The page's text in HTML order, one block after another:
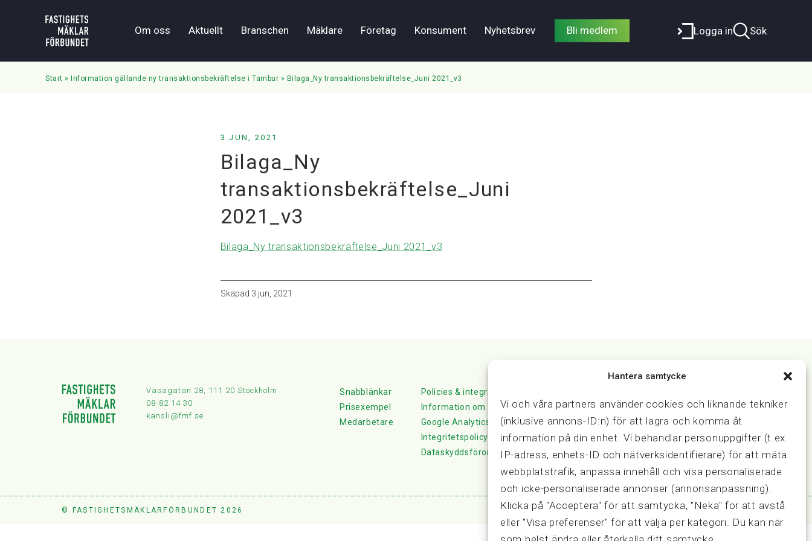
Hantera samtycke
Vi och våra partners använder cookies och liknande tekniker
(inklusive annons-ID:n) för att lagra och komma åt
information på din enhet. Vi behandlar personuppgifter (t.ex.
IP-adress, enhets-ID och nätverksidentifierare) för att mäta
webbplatstrafik, anpassa innehåll och visa personaliserade
och icke-personaliserade annonser (annonsanpassning).
Klicka på "Acceptera" för att samtycka, "Neka" för att avstå
eller "Visa preferenser" för att välja per kategori. Du kan när
Om oss Aktuellt Branschen Mäklare Företag Konsument Nyhetsbrev Bli medlem Logga in Sök
Start » Information gällande ny transaktionsbekräftelse i Tambur » Bilaga_Ny transaktionsbekräftelse_Juni 2021_v3
3 JUN, 2021
Bilaga_Ny
transaktionsbekräftelse_Juni
2021_v3
Bilaga_Ny transaktionsbekräftelse_Juni 2021_v3
Skapad 3 jun, 2021
Vasagatan 28, 111 20 Stockholm
08-82 14 30
kansli@fmf.se
Snabblänkar
Prisexempel
Medarbetare
Policies & integritet
Information om Cookie-hantering och
Google Analytics
Integritetspolicy
Dataskyddsförordningen
Press & media
Fastighetsmäklarinspektionen
FRN, Fastighetsmarknadens
reklamationsnämnd
© FASTIGHETSMÄKLARFÖRBUNDET 2026